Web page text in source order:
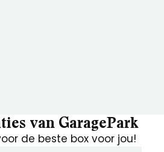
van GaragePark
de beste box voor jou!